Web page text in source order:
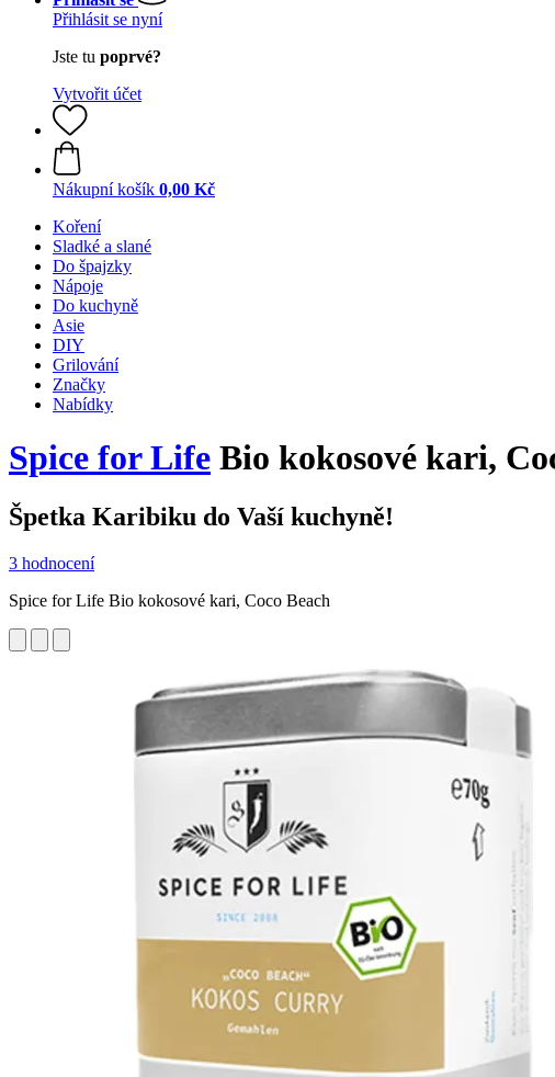
Přihlásit se nyní
Jste tu poprvé?
Vytvořit účet
Nákupní košík 0,00 Kč
Koření
Sladké a slané
Do špajzky
Nápoje
Do kuchyně
Asie
DIY
Grilování
Značky
Nabídky
Spice for Life Bio kokosové kari,
Špetka Karibiku do Vaší kuchyně!
3 hodnocení
Spice for Life Bio kokosové kari, Coco Beach